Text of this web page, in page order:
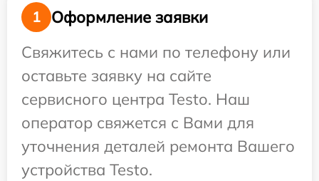
1
Оформление заявки
Свяжитесь с нами по телефону или
оставьте заявку на сайте
сервисного центра Testo. Наш
оператор свяжется с Вами для
уточнения деталей ремонта Вашего
устройства Testo.